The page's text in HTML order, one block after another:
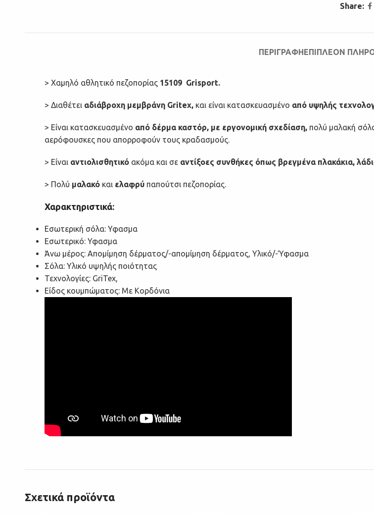
Share:
ΠΕΡΙΓΡΑΦΉΕΠΙΠΛΈΟΝ
> Χαμηλό αθλητικό πεζοπορίας 15109 Grisport.
> Διαθέτει αδιάβροχη μεμβράνη Gritex, και είναι κατασκευασμένο από υψηλής
> Είναι κατασκευασμένο από δέρμα καστόρ, με εργονομική σχεδίαση, πολύ μαλακή
αερόφουσκες που απορροφούν τους κραδασμούς.
> Είναι αντιολισθητικό ακόμα και σε αντίξοες συνθήκες όπως βρεγμένα πλακάκια,
> Πολύ μαλακό και ελαφρύ παπούτσι πεζοπορίας.
Χαρακτηριστικά:
Εσωτερική σόλα: Υφασμα
Εσωτερικό: Υφασμα
Άνω μέρος: Απομίμηση δέρματος/-απομίμηση δέρματος, Υλικό/-Ύφασμα
Σόλα: Υλικό υψηλής ποιότητας
Τεχνολογίες: GriTex,
Είδος κουμπώματος: Με Κορδόνια
Σχετικά προϊόντα